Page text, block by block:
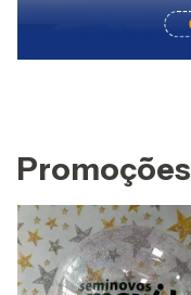
Promoções